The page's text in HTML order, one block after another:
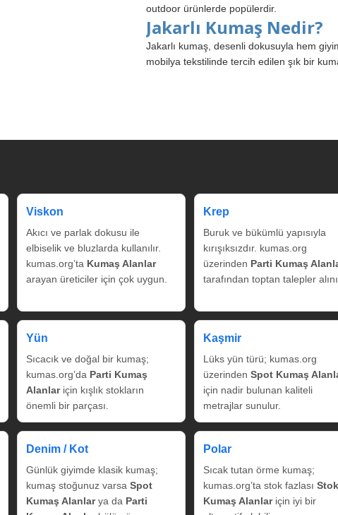
outdoor ürünlerde popülerdir.
Jakarlı Kumaş Nedir?
Jakarlı kumaş, desenli dokusuyla hem
mobilya tekstilinde tercih edilen şık bir
Viskon
Akıcı ve parlak dokusu ile
elbiselik ve bluzlarda kullanılır.
kumas.org’ta Kumaş Alanlar
arayan üreticiler için çok uygun.
Krep
Buruk ve bükümlü yapısıyla
kırışıksızdır. kumas.org
üzerinden Parti Kumaş
tarafından toptan talepler
Yün
Sıcacık ve doğal bir kumaş;
kumas.org’da Parti Kumaş
Alanlariçin kışlık stokların
önemli bir parçası.
Kaşmir
Lüks yün türü; kumas.org
üzerinden Spot Kumaş
için nadir bulunan kaliteli
metrajlar sunulur.
Denim / Kot
Günlük giyimde klasik kumaş;
kumaş stoğunuz varsa Spot
Kumaş Alanlarya da Parti
Polar
Sıcak tutan örme kumaş;
kumas.org’ta stok fazlası Stok
Kumaş Alanlariçin iyi bir